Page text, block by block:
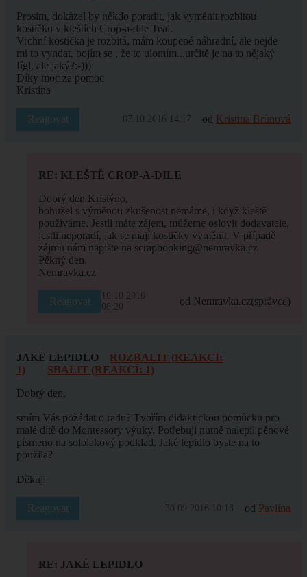
Prosím, dokázal by někdo poradit, jak vyměnit rozbitou
kostičku v kleštích Crop-a-dile Teal.
Vrchní kostička je rozbitá, mám koupené náhradní, ale nejde
mi to vyndat, bojím se , že to ulomím...určitě je na to nějaký
fígl, ale jaký?:-)))
Díky moc za pomoc
Kristina
Reagovat 07.10.2016 14:17 od Kristina Brůnová
RE: KLEŠTĚ CROP-A-DILE
Dobrý den Kristýno,
bohužel s výměnou zkušenost nemáme, i když kleště
používáme. Jestli máte zájem, můžeme oslovit dodavatele,
jestli neporadí, jak se mají kostičky vyměnit. V případě
zájmu nám napište na scrapbooking@nemravka.cz
Pěkný den,
Nemravka.cz
Reagovat
10.10.2016
08:20
od Nemravka.cz(správce)
JAKÉ LEPIDLO
ROZBALIT (REAKCÍ:
1)
SBALIT (REAKCÍ: 1)
Dobrý den,
smím Vás požádat o radu? Tvořím didaktickou pomůcku pro
malé dítě do Montessory výuky. Potřebuji nutně nalepil pěnové
písmeno na sololakový podklad. Jaké lepidlo byste na to
použila?
Děkuji
Reagovat 30.09.2016 10:18 od Pavlína
RE: JAKÉ LEPIDLO